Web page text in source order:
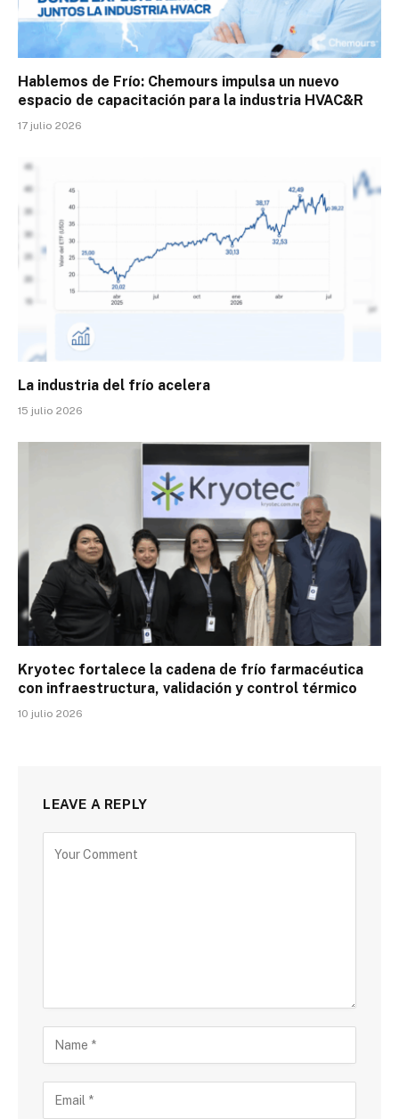
Hablemos de Frío: Chemours impulsa un nuevo
espacio de capacitación para la industria HVAC&R
17 julio 2026
La industria del frío acelera
15 julio 2026
Kryotec fortalece la cadena de frío farmacéutica
con infraestructura, validación y control térmico
10 julio 2026
LEAVE A REPLY